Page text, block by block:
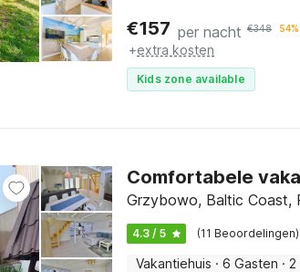
€157 per nacht €348
+extra kosten
Kids zone available
Comfortabele
Grzybowo, Baltic Coast,
4.3 / 5 (11 Beoordelingen)
Vakantiehuis · 6 Gasten · 2